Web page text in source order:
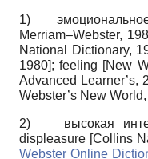
1)
Merriam–Webster,
National Dictionary,
1980]; feeling [New
Advanced Learner’s,
Webster’s New
2) высокая
displeasure [Collins
Webster Online